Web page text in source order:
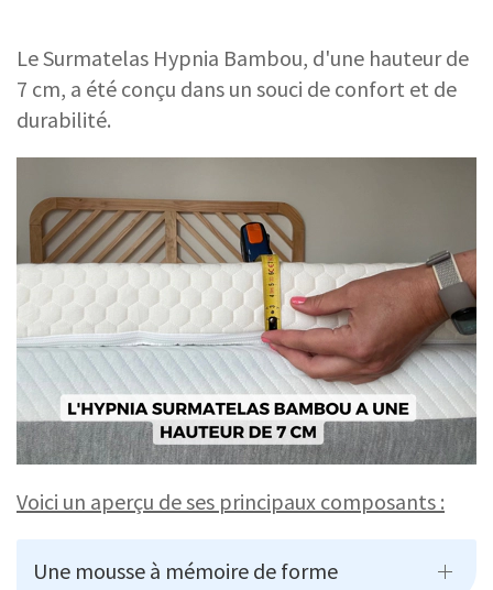
Le Surmatelas Hypnia Bambou, d'une hauteur de
7 cm, a été conçu dans un souci de confort et de
durabilité.
Voici un aperçu de ses principaux composants :
Une mousse à mémoire de forme